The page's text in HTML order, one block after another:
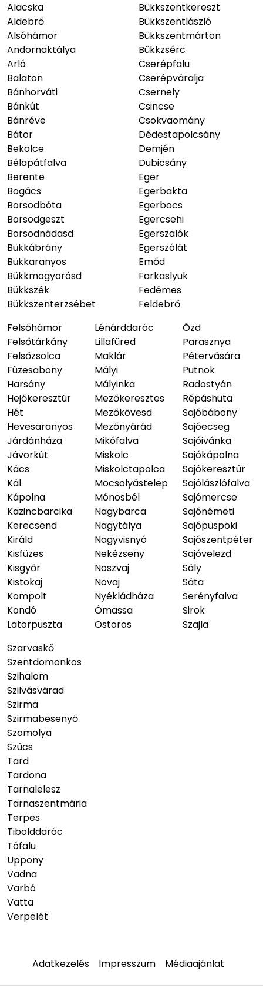
Alacska
Aldebrő
Alsóhámor
Andornaktálya
Arló
Balaton
Bánhorváti
Bánkút
Bánréve
Bátor
Bekölce
Bélapátfalva
Berente
Bogács
Borsodbóta
Borsodgeszt
Borsodnádasd
Bükkábrány
Bükkaranyos
Bükkmogyorósd
Bükkszék
Bükkszenterzsébet
Bükkszentkereszt
Bükkszentlászló
Bükkszentmárton
Bükkzsérc
Cserépfalu
Cserépváralja
Csernely
Csincse
Csokvaomány
Dédestapolcsány
Demjén
Dubicsány
Eger
Egerbakta
Egerbocs
Egercsehi
Egerszalók
Egerszólát
Emőd
Farkaslyuk
Fedémes
Feldebrő
Felsőhámor
Felsőtárkány
Felsőzsolca
Füzesabony
Harsány
Hejőkeresztúr
Hét
Hevesaranyos
Járdánháza
Jávorkút
Kács
Kál
Kápolna
Kazincbarcika
Kerecsend
Királd
Kisfüzes
Kisgyőr
Kistokaj
Kompolt
Kondó
Latorpuszta
Lénárddaróc
Lillafüred
Maklár
Mályi
Mályinka
Mezőkeresztes
Mezőkövesd
Mezőnyárád
Mikófalva
Miskolc
Miskolctapolca
Mocsolyástelep
Mónosbél
Nagybarca
Nagytálya
Nagyvisnyó
Nekézseny
Noszvaj
Novaj
Nyékládháza
Ómassa
Ostoros
Ózd
Parasznya
Pétervására
Putnok
Radostyán
Répáshuta
Sajóbábony
Sajóecseg
Sajóivánka
Sajókápolna
Sajókeresztúr
Sajólászlófalva
Sajómercse
Sajónémeti
Sajópüspöki
Sajószentpéter
Sajóvelezd
Sály
Sáta
Serényfalva
Sirok
Szajla
Szarvaskő
Szentdomonkos
Szihalom
Szilvásvárad
Szirma
Szirmabesenyő
Szomolya
Szúcs
Tard
Tardona
Tarnalelesz
Tarnaszentmária
Terpes
Tibolddaróc
Tófalu
Uppony
Vadna
Varbó
Vatta
Verpelét
Adatkezelés Impresszum Médiaajánlat